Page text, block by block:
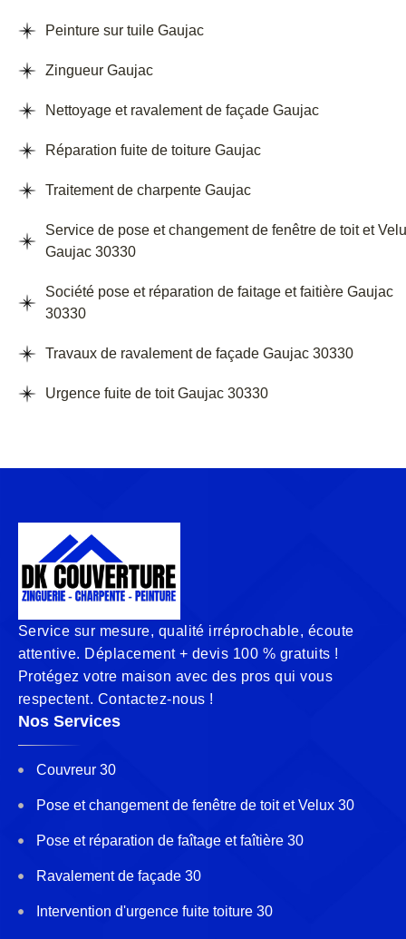
Peinture sur tuile Gaujac
Zingueur Gaujac
Nettoyage et ravalement de façade Gaujac
Réparation fuite de toiture Gaujac
Traitement de charpente Gaujac
Service de pose et changement de fenêtre de toit et
Gaujac 30330
Société pose et réparation de faitage et faitière Gaujac
30330
Travaux de ravalement de façade Gaujac 30330
Urgence fuite de toit Gaujac 30330
Service sur mesure, qualité irréprochable, écoute
attentive. Déplacement + devis 100 % gratuits !
Protégez votre maison avec des pros qui vous
respectent. Contactez-nous !
Nos Services
Couvreur 30
Pose et changement de fenêtre de toit et Velux 30
Pose et réparation de faîtage et faîtière 30
Ravalement de façade 30
Intervention d'urgence fuite toiture 30